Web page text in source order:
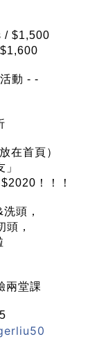
/ $1,500
動 - -
在首頁）
！！！
頭，
，
兩堂課